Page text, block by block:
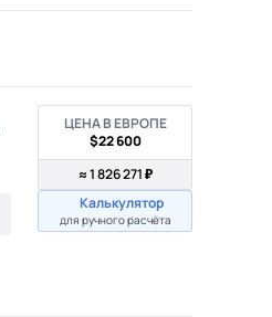
ЦЕНА В ЕВРОПЕ
$22 600
≈ 1 826 271 ₽
Калькулятор
для ручного расчёта